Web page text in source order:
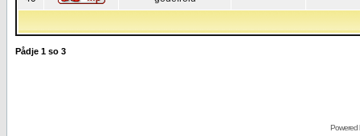
Pådje 1 so 3
Powered